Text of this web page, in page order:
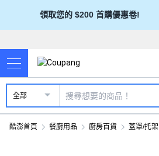
領取您的 $200 首購優惠卷!
全部
酷澎首頁 餐廚用品 廚房百貨 蓋罩/托架